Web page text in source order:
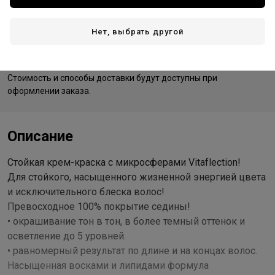
Стоимость и способы доставки будут доступны при
оформлении заказа.
Описание
Стойкая крем-краска с микросферами Vitaflection!
Для стойкого, насыщенного жизненной энергией цвета
и исключительного блеска волос!
Превосходное 100% покрытие седины!
• окрашивание тон в тон, в более темный оттенок и
осветление до 5 уровней.
• равномерный результат по длине и на концах волос.
Насыщенная восками и липидами формула
Нет, выбрать другой